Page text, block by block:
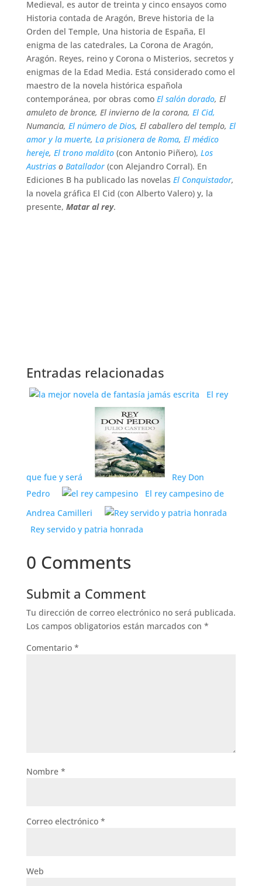
Medieval, es autor de treinta y cinco ensayos como
Historia contada de Aragón, Breve historia de la
Orden del Temple, Una historia de España, El
enigma de las catedrales, La Corona de Aragón,
Aragón. Reyes, reino y Corona o Misterios, secretos y
enigmas de la Edad Media. Está considerado como el
maestro de la novela histórica española
contemporánea, por obras como El salón dorado, El
amuleto de bronce, El invierno de la corona, El Cid,
Numancia, El número de Dios, El caballero del templo, El
amor y la muerte, La prisionera de Roma, El médico
hereje, El trono maldito(con Antonio Piñero), Los
Austriaso Batallador(con Alejandro Corral). En
Ediciones B ha publicado las novelas El Conquistador,
la novela gráfica El Cid (con Alberto Valero) y, la
presente, Matar al rey.
Entradas relacionadas
El rey
que fue y será
Rey Don
Pedro
El rey campesino de
Andrea Camilleri
Rey servido y patria honrada
0 Comments
Submit a Comment
Tu dirección de correo electrónico no será publicada.
Los campos obligatorios están marcados con *
Comentario *
Nombre *
Correo electrónico *
Web